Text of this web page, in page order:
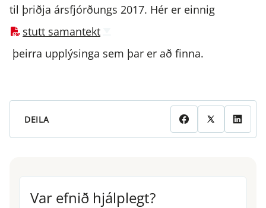
til þriðja ársfjórðungs 2017. Hér er einnig
stutt samantekt
þeirra upplýsinga sem þar er að finna.
DEILA
Var efnið hjálplegt?
Var efnið hjálplegt?